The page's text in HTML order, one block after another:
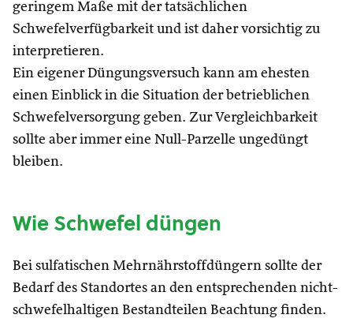
geringem Maße mit der tatsächlichen
Schwefelverfügbarkeit und ist daher vorsichtig zu
interpretieren.
Ein eigener Düngungsversuch kann am ehesten
einen Einblick in die Situation der betrieblichen
Schwefelversorgung geben. Zur Vergleichbarkeit
sollte aber immer eine Null-Parzelle ungedüngt
bleiben.
Wie Schwefel düngen
Bei sulfatischen Mehrnährstoffdüngern sollte der
Bedarf des Standortes an den entsprechenden nicht-
schwefelhaltigen Bestandteilen Beachtung finden.